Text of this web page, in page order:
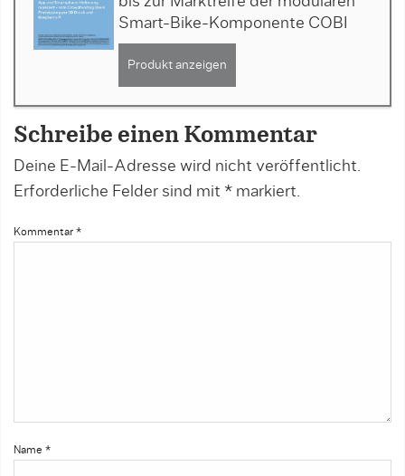
Smart-Bike-Komponente COBI
Produkt anzeigen
Schreibe einen Kommentar
Deine E-Mail-Adresse wird nicht veröffentlicht.
Erforderliche Felder sind mit * markiert.
Kommentar *
Name *